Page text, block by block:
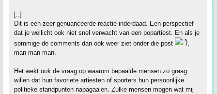
[..]
Dit is een zeer genuanceerde reactie inderdaad. Een perspectief
dat je wellicht ook niet snel verwacht van een popartiest. En als je
sommige de comments dan ook weer ziet onder die post
man man man.
Het wekt ook de vraag op waarom bepaalde mensen zo graag
willen dat hun favoriete artiesten of sporters hun persoonlijke
politieke standpunten napagaaien. Zulke mensen mogen wat mij